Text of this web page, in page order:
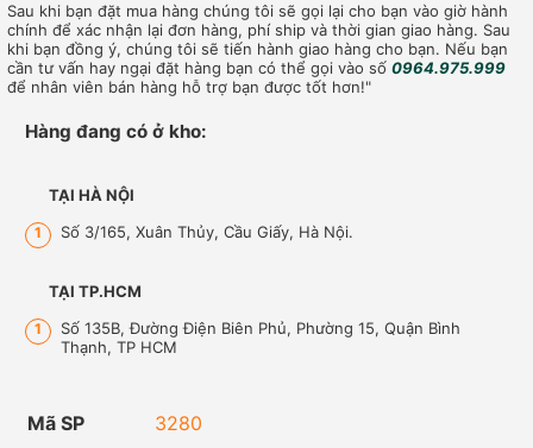
Sau khi bạn đặt mua hàng chúng tôi sẽ gọi lại cho bạn vào giờ hành
chính để xác nhận lại đơn hàng, phí ship và thời gian giao hàng. Sau
khi bạn đồng ý, chúng tôi sẽ tiến hành giao hàng cho bạn. Nếu bạn
cần tư vấn hay ngại đặt hàng bạn có thể gọi vào số 0964.975.999
để nhân viên bán hàng hỗ trợ bạn được tốt hơn!"
Hàng đang có ở kho:
TẠI HÀ NỘI
1 Số 3/165, Xuân Thủy, Cầu Giấy, Hà Nội.
TẠI TP.HCM
1
Số 135B, Đường Điện Biên Phủ, Phường 15, Quận Bình
Thạnh, TP HCM
Mã SP
3280